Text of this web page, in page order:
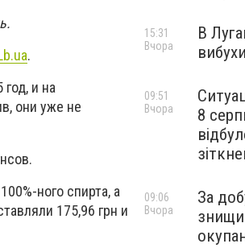
.
и на
они уже не
ного спирта, а
175,96 грн и
В
вибухи
15:31
Вчора
8
09:51
Вчора
За
09:06
Вчора